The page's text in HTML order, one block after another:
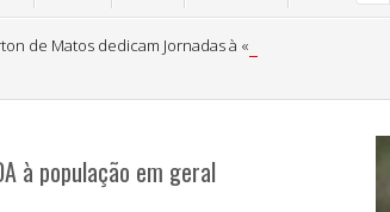
de Matos dedicam Jornadas à «Medicina Preventiva»
à população em geral